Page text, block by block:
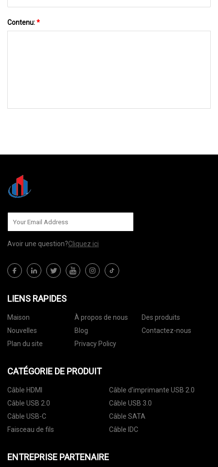
Contenu:*
Avoir une question?Cliquez ici
LIENS RAPIDES
Maison À propos de nous
Des produits
Nouvelles
Blog
Contactez-nous
Plan du site
Privacy Policy
CATÉGORIE DE PRODUIT
Câble HDMI
Câble d'imprimante USB 2.0
Câble USB 2.0
Câble USB 3.0
Câble USB-C
Câble SATA
Faisceau de fils
Câble IDC
ENTREPRISE PARTENAIRE